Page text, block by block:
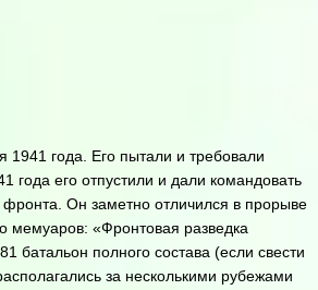
года. Его пытали и требовали
года его отпустили и дали командовать
Он заметно отличился в прорыве
мемуаров: «Фронтовая разведка
батальон полного состава (если свести
за несколькими рубежами